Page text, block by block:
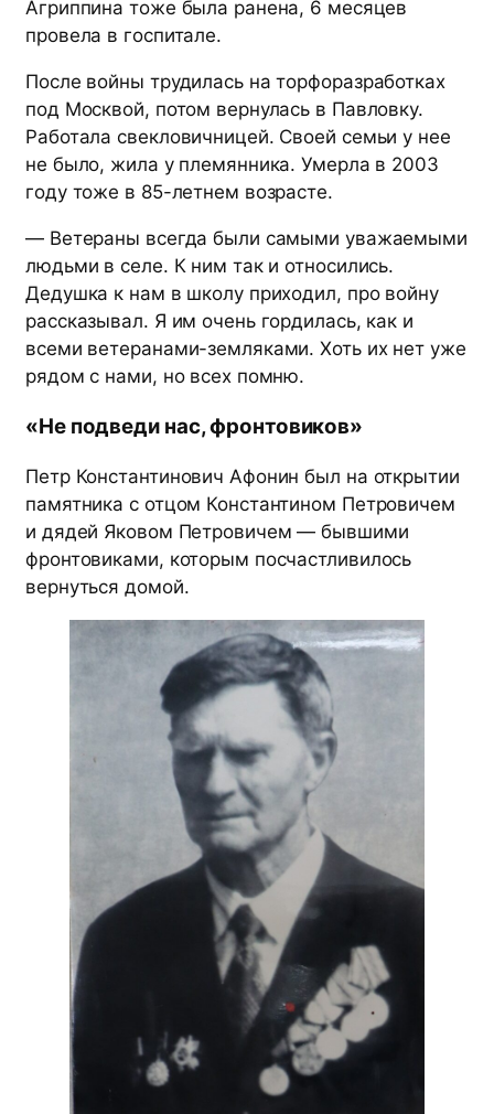
Агриппина тоже была ранена, 6 месяцев
провела в госпитале.
После войны трудилась на торфоразработках
под Москвой, потом вернулась в Павловку.
Работала свекловичницей. Своей семьи у нее
не было, жила у племянника. Умерла в 2003
году тоже в 85-летнем возрасте.
— Ветераны всегда были самыми уважаемыми
людьми в селе. К ним так и относились.
Дедушка к нам в школу приходил, про войну
рассказывал. Я им очень гордилась, как и
всеми ветеранами-земляками. Хоть их нет уже
рядом с нами, но всех помню.
«Не подведи нас, фронтовиков»
Петр Константинович Афонин был на открытии
памятника с отцом Константином Петровичем
и дядей Яковом Петровичем — бывшими
фронтовиками, которым посчастливилось
вернуться домой.